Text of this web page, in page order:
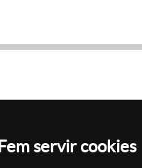
Fem servir cookies